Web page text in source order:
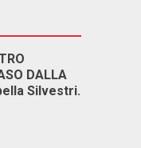
DALLA
Silvestri.